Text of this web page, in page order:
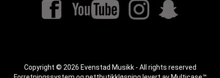
Copyright © 2026 Evenstad Musikk - All rights reserved